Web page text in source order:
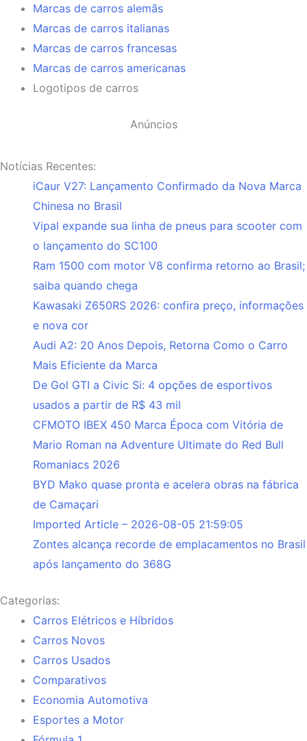
Marcas de carros alemãs
Marcas de carros italianas
Marcas de carros francesas
Marcas de carros americanas
Logotipos de carros
Anúncios
Notícias Recentes:
iCaur V27: Lançamento Confirmado da Nova Marca
Chinesa no Brasil
Vipal expande sua linha de pneus para scooter com
o lançamento do SC100
Ram 1500 com motor V8 confirma retorno ao Brasil;
saiba quando chega
Kawasaki Z650RS 2026: confira preço, informações
e nova cor
Audi A2: 20 Anos Depois, Retorna Como o Carro
Mais Eficiente da Marca
De Gol GTI a Civic Si: 4 opções de esportivos
usados a partir de R$ 43 mil
CFMOTO IBEX 450 Marca Época com Vitória de
Mario Roman na Adventure Ultimate do Red Bull
Romaniacs 2026
BYD Mako quase pronta e acelera obras na fábrica
de Camaçari
Imported Article – 2026-08-05 21:59:05
Zontes alcança recorde de emplacamentos no Brasil
após lançamento do 368G
Categorias:
Carros Elétricos e Híbridos
Carros Novos
Carros Usados
Comparativos
Economia Automotiva
Esportes a Motor